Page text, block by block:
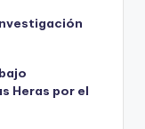
Heras por el